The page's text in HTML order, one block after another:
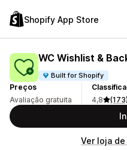
Shopify App Store
WC Wishlist &
Built for Shopify
Preços
Avaliação gratuita
4,8
(173)
Ver loja